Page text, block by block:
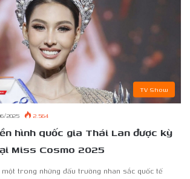
TV Show
2025 2.564
hình quốc gia Thái Lan được kỳ
Miss Cosmo 2025
trong những đấu trường nhan sắc quốc tế